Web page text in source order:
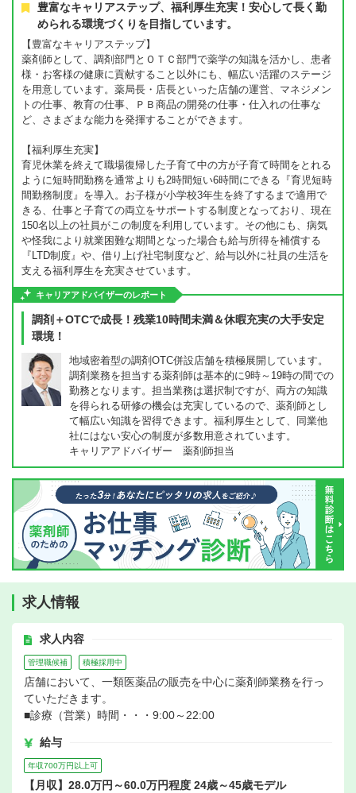
豊富なキャリアステップ、福利厚生充実！安心して長く勤
められる環境づくりを目指しています。
【豊富なキャリアステップ】
薬剤師として、調剤部門とＯＴＣ部門で薬学の知識を活かし、患者
様・お客様の健康に貢献すること以外にも、幅広い活躍のステージ
を用意しています。薬局長・店長といった店舗の運営、マネジメン
トの仕事、教育の仕事、ＰＢ商品の開発の仕事・仕入れの仕事な
ど、さまざまな能力を発揮することができます。
【福利厚生充実】
育児休業を終えて職場復帰した子育て中の方が子育て時間をとれる
ように短時間勤務を通常よりも2時間短い6時間にできる『育児短時
間勤務制度』を導入。お子様が小学校3年生を終了するまで適用で
きる、仕事と子育ての両立をサポートする制度となっており、現在
150名以上の社員がこの制度を利用しています。その他にも、病気
や怪我により就業困難な期間となった場合も給与所得を補償する
『LTD制度』や、借り上げ社宅制度など、給与以外に社員の生活を
支える福利厚生を充実させています。
キャリアアドバイザーのレポート
調剤＋OTCで成長！残業10時間未満＆休暇充実の大手安定
環境！
地域密着型の調剤OTC併設店舗を積極展開しています。
調剤業務を担当する薬剤師は基本的に9時～19時の間での
勤務となります。担当業務は選択制ですが、両方の知識
を得られる研修の機会は充実しているので、薬剤師とし
て幅広い知識を習得できます。福利厚生として、同業他
社にはない安心の制度が多数用意されています。
キャリアアドバイザー 薬剤師担当
求人情報
求人内容
管理職候補 積極採用中
店舗において、一類医薬品の販売を中心に薬剤師業務を行っ
ていただきます。
■診療（営業）時間・・・9:00～22:00
給与
年収700万円以上可
【月収】28.0万円～60.0万円程度 24歳～45歳モデル